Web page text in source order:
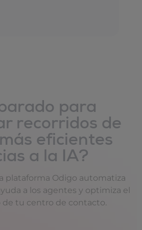
para
recorridos de
eficientes
a la IA?
plataforma Odigo automatiza
a los agentes y optimiza el
tu centro de contacto.